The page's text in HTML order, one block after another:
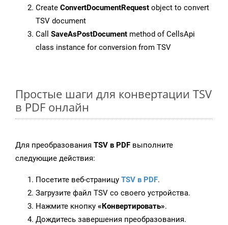
Create ConvertDocumentRequest object to convert
TSV document
Call SaveAsPostDocument method of CellsApi
class instance for conversion from TSV
Простые шаги для конвертации TSV
в PDF онлайн
Для преобразования TSV в PDF выполните
следующие действия:
Посетите веб-страницу TSV в PDF.
Загрузите файл TSV со своего устройства.
Нажмите кнопку «Конвертировать».
Дождитесь завершения преобразования.